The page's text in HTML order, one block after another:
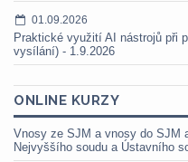
01.09.2026
Praktické využití AI nástrojů při
vysílání) - 1.9.2026
ONLINE KURZY
Vnosy ze SJM a vnosy do SJM
Nejvyššího soudu a Ústavního